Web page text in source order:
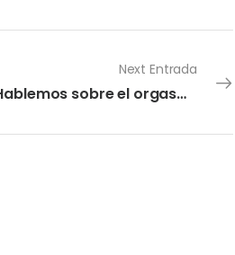
Next Entrada
¿Hablemos sobre el orgasmo?